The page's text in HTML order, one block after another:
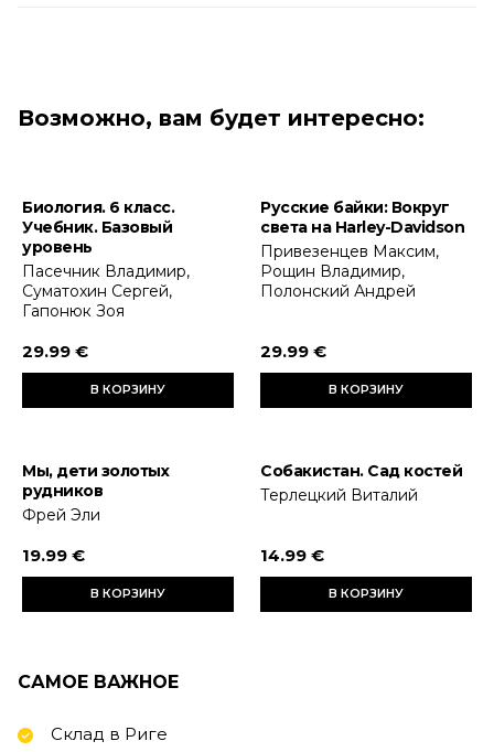
Возможно, вам будет интересно:
Биология. 6 класс.
Учебник. Базовый
уровень
Пасечник Владимир,
Суматохин Сергей,
Гапонюк Зоя
29.99 €
В КОРЗИНУ
Русские байки: Вокруг
света на Harley-Davidson
Привезенцев Максим,
Рощин Владимир,
Полонский Андрей
29.99 €
В КОРЗИНУ
Мы, дети золотых
рудников
Фрей Эли
19.99 €
В КОРЗИНУ
Собакистан. Сад костей
Терлецкий Виталий
14.99 €
В КОРЗИНУ
САМОЕ ВАЖНОЕ
Склад в Риге